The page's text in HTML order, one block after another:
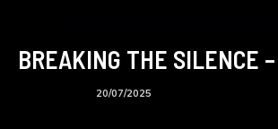
BREAKING THE SILENCE
20/07/2025